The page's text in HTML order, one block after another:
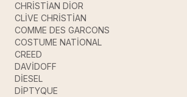
CHRİSTİAN DİOR
CLİVE CHRİSTİAN
COMME DES GARCONS
COSTUME NATİONAL
CREED
DAVİDOFF
DİESEL
DİPTYQUE